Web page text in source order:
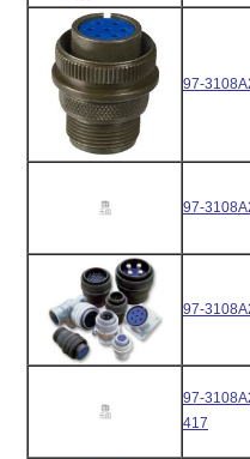
97-
97-
97-
97-
417